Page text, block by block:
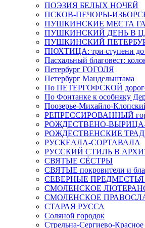
ПОЭЗИЯ БЕЛЫХ НОЧЕЙ
ПСКОВ-ПЕЧОРЫ-ИЗБОРСК
ПУШКИНСКИЕ МЕСТА
ПУШКИНСКИЙ ДЕНЬ В
ПУШКИНСКИЙ
ПЮХТИЦА: три ступени до
Пасхальный благовест:
Петербург ГОГОЛЯ
Петербург Мандельштама
По ПЕТЕРГОФСКОЙ
По Фонтанке к особняку
Поозерье-Михайло-
РЕПРЕССИРОВАННЫЙ
РОЖДЕСТВЕНО-
РОЖДЕСТВЕНСКИЕ
РУСКЕАЛА-СОРТАВАЛА
РУССКИЙ СТИЛЬ В
СВЯТЫЕ СЁСТРЫ
СВЯТЫЕ покровители и
СЕВЕРНЫЕ ПРЕДМЕСТЬЯ
СМОЛЕНСКОЕ
СМОЛЕНСКОЕ
СТАРАЯ РУССА
Соляной городок
Стрельна-Сергиево-